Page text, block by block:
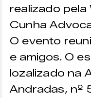
realizado pela
Cunha
O evento
e amigos. O
lozalizado na
Andradas, nº